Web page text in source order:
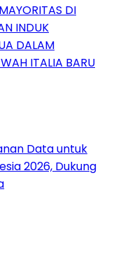
DI
INDUK
DALAM
ITALIA BARU
Data untuk
2026, Dukung